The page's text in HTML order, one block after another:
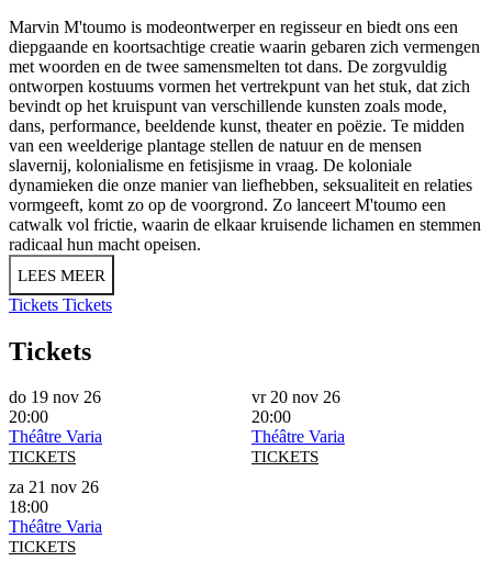
Marvin M'toumo is modeontwerper en regisseur en biedt ons een
diepgaande en koortsachtige creatie waarin gebaren zich vermengen
met woorden en de twee samensmelten tot dans. De zorgvuldig
ontworpen kostuums vormen het vertrekpunt van het stuk, dat zich
bevindt op het kruispunt van verschillende kunsten zoals mode,
dans, performance, beeldende kunst, theater en poëzie. Te midden
van een weelderige plantage stellen de natuur en de mensen
slavernij, kolonialisme en fetisjisme in vraag. De koloniale
dynamieken die onze manier van liefhebben, seksualiteit en relaties
vormgeeft, komt zo op de voorgrond. Zo lanceert M'toumo een
catwalk vol frictie, waarin de elkaar kruisende lichamen en stemmen
radicaal hun macht opeisen.
LEES MEER
Tickets Tickets
Tickets
do 19 nov 26
20:00
Théâtre Varia
TICKETS
vr 20 nov 26
20:00
Théâtre Varia
TICKETS
za 21 nov 26
18:00
Théâtre Varia
TICKETS